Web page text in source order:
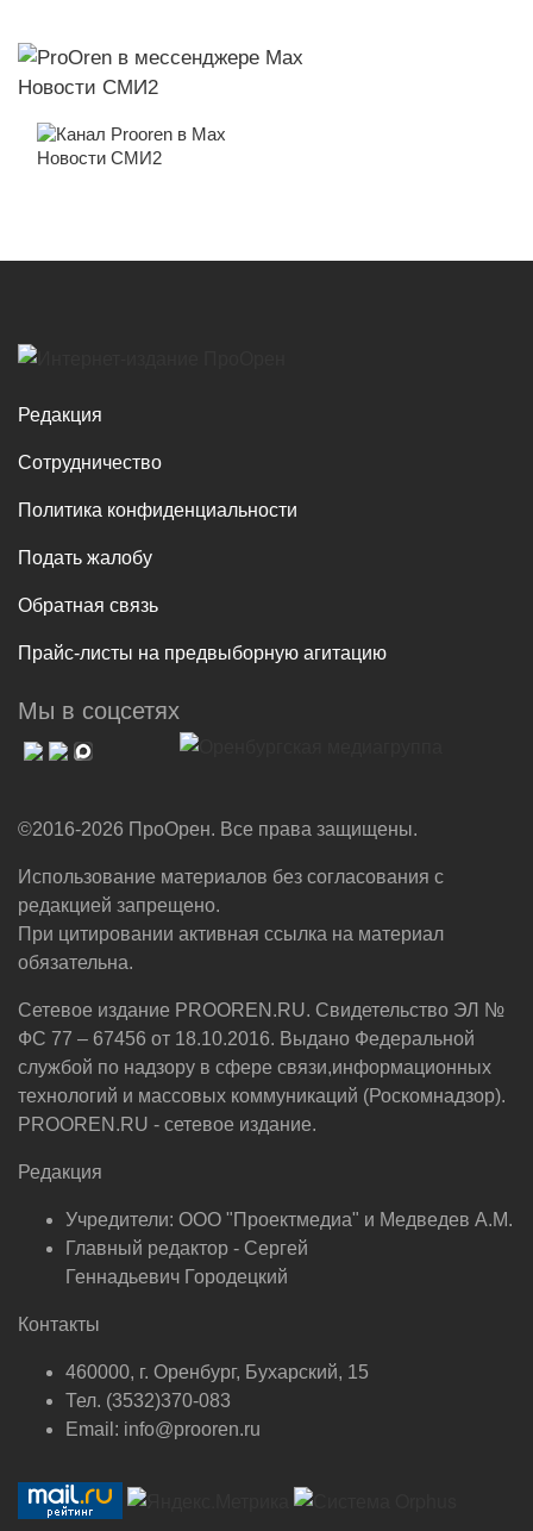
Новости СМИ2
Новости СМИ2
Редакция
Сотрудничество
Политика конфиденциальности
Подать жалобу
Обратная связь
Прайс-листы на предвыборную агитацию
Мы в соцсетях
©2016-2026 ПроОрен. Все права защищены.
Использование материалов без согласования с
редакцией запрещено.
При цитировании активная ссылка на материал
обязательна.
Сетевое издание PROOREN.RU. Свидетельство ЭЛ №
ФС 77 – 67456 от 18.10.2016. Выдано Федеральной
службой по надзору в сфере связи,информационных
технологий и массовых коммуникаций (Роскомнадзор).
PROOREN.RU - сетевое издание.
Редакция
Учредители: ООО "Проектмедиа" и Медведев А.М.
Главный редактор - Сергей
Геннадьевич Городецкий
Контакты
460000, г. Оренбург, Бухарский, 15
Тел. (3532)370-083
Email: info@prooren.ru